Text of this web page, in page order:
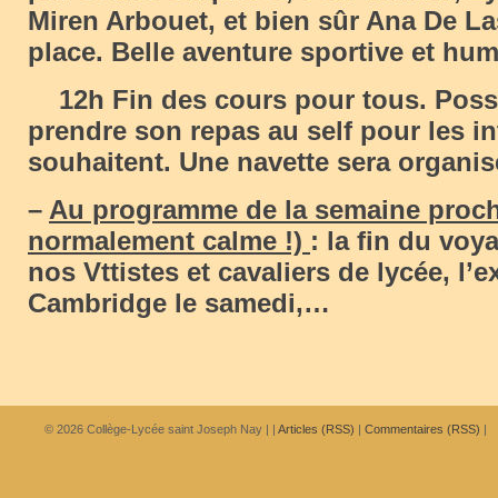
Miren Arbouet, et bien sûr Ana De
place. Belle aventure sportive et
12h Fin des cours pour tous.
prendre son repas au self pour les
souhaitent. Une navette sera
– Au programme de la semaine
normalement calme !) : la fin du
nos Vttistes et cavaliers de lycée,
Cambridge le samedi,…
© 2026 Collège-Lycée saint Joseph Nay | | Articles (RSS) | Commentaires (RSS) |